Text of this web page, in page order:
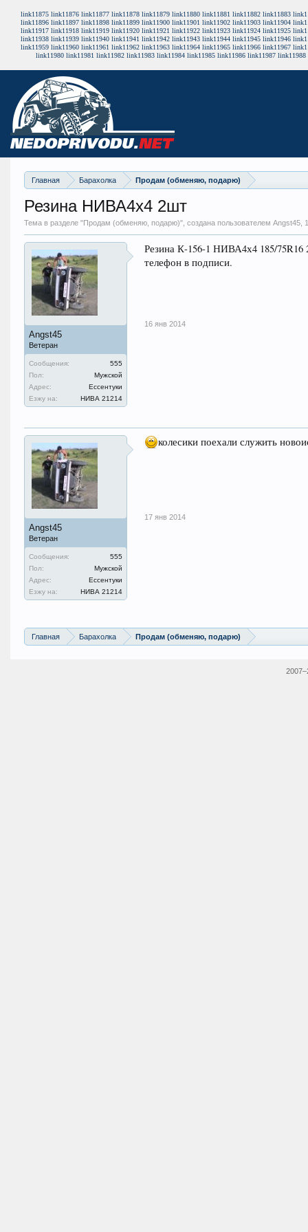
link11875 link11876 link11877 link11878 link11879 link11880 link11881 link11882 link11883
link11896 link11897 link11898 link11899 link11900 link11901 link11902 link11903 link11904
link11917 link11918 link11919 link11920 link11921 link11922 link11923 link11924 link11925
link11938 link11939 link11940 link11941 link11942 link11943 link11944 link11945 link11946
link11959 link11960 link11961 link11962 link11963 link11964 link11965 link11966 link11967
link11980 link11981 link11982 link11983 link11984 link11985 link11986 link11987 link11988
Главная Барахолка Продам (обменяю, подарю)
Резина НИВА4х4 2шт
Тема в разделе "Продам (обменяю, подарю)", создана пользователем Angst45,
Angst45
Ветеран
Сообщения:
555
Пол:
Мужской
Адрес:
Ессентуки
Езжу на:
НИВА 21214
Резина К-156-1 НИВА4х4 185/
телефон в подписи.
16 янв 2014
Angst45
Ветеран
Сообщения:
555
Пол:
Мужской
Адрес:
Ессентуки
Езжу на:
НИВА 21214
колесики поехали служить
17 янв 2014
Главная Барахолка Продам (обменяю, подарю)
2007–